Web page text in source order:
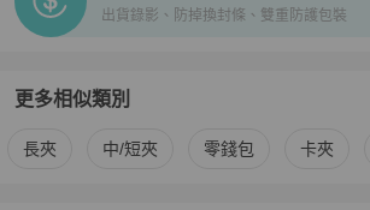
出貨錄影、防掉換封條、雙重防護包裝
更多相似類別
更多Porter 男士錢包 / 小皮件相似商品推薦
長夾 中/短夾 零錢包 卡夾